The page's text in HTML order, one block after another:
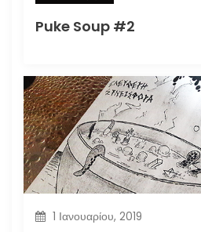
Puke Soup #2
1 Ιανουαρίου, 2019